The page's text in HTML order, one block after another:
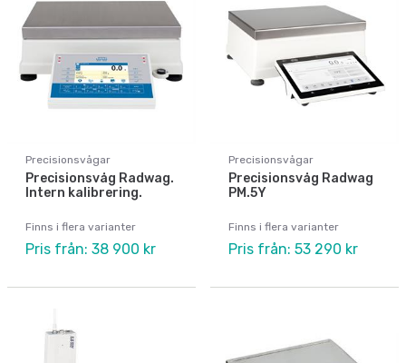
Precisionsvågar
Precisionsvåg Radwag.
Intern kalibrering.
Finns i flera varianter
Pris från: 38 900 kr
Precisionsvågar
Precisionsvåg Radwag
PM.5Y
Finns i flera varianter
Pris från: 53 290 kr